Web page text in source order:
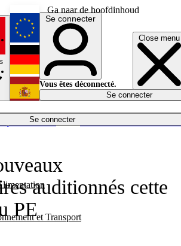
Ga naar de hoofdinhoud
Close menu
Se connecter
et Transport
Économie
English
Deutsch
Español
Se connecter
Vous êtes déconnecté.
Se connecter
auditionnés cette
PE